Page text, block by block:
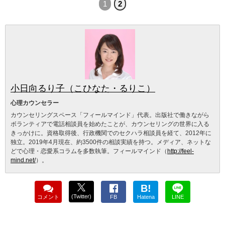
1 2
小日向るり子（こひなた・るりこ）
心理カウンセラー
カウンセリングスペース「フィールマインド」代表。出版社で働きながら
ボランティアで電話相談員を始めたことが、カウンセリングの世界に入る
きっかけに。資格取得後、行政機関でのセクハラ相談員を経て、2012年に
独立。2019年4月現在、約3500件の相談実績を持つ。メディア、ネットな
どで心理・恋愛系コラムを多数執筆。フィールマインド（ http://feel-
mind.net/）。
コメント (Twitter) FB
B!
Hatena LINE